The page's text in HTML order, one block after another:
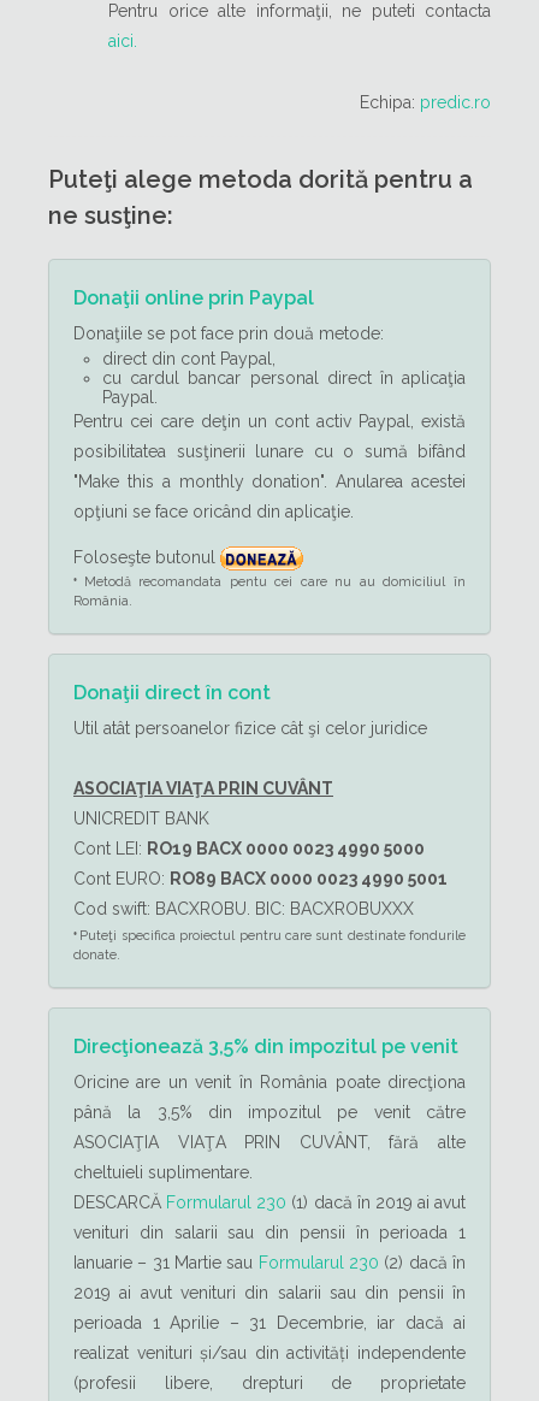
Pentru orice alte informaţii, ne puteti contacta
aici.
Echipa: predic.ro
Puteţi alege metoda dorită pentru a
ne susţine:
Donaţii online prin Paypal
Donaţiile se pot face prin două metode:
direct din cont Paypal,
cu cardul bancar personal direct în aplicaţia
Paypal.
Pentru cei care deţin un cont activ Paypal, există
posibilitatea susţinerii lunare cu o sumă bifând
"Make this a monthly donation". Anularea acestei
opţiuni se face oricând din aplicaţie.
Foloseşte butonul
*
Metodă recomandata pentu cei care nu au domiciliul în
România.
Donaţii direct în cont
Util atât persoanelor fizice cât şi celor juridice
ASOCIAŢIA VIAŢA PRIN CUVÂNT
UNICREDIT BANK
Cont LEI: RO19 BACX 0000 0023 4990 5000
Cont EURO: RO89 BACX 0000 0023 4990 5001
Cod swift: BACXROBU. BIC: BACXROBUXXX
* Puteţi specifica proiectul pentru care sunt destinate fondurile
donate.
Direcţionează 3,5% din impozitul pe venit
Oricine are un venit în România poate direcţiona
până la 3,5% din impozitul pe venit către
ASOCIAŢIA VIAŢA PRIN CUVÂNT, fără alte
cheltuieli suplimentare.
DESCARCĂ Formularul 230 (1) dacă în 2019 ai avut
venituri din salarii sau din pensii în perioada 1
Ianuarie – 31 Martie sau Formularul 230 (2) dacă în
2019 ai avut venituri din salarii sau din pensii în
perioada 1 Aprilie – 31 Decembrie, iar dacă ai
realizat venituri și/sau din activități independente
(profesii libere, drepturi de proprietate